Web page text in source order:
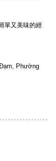
單又美味的經
Phường